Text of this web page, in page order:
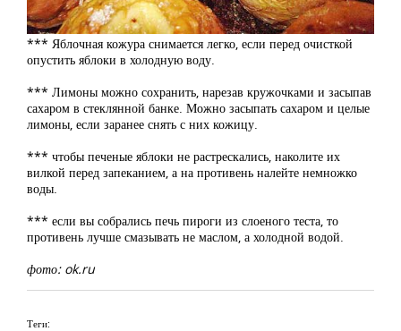
*** Яблочная кожура снимается легко, если перед очисткой
опустить яблоки в холодную воду.
*** Лимоны можно сохранить, нарезав кружочками и засыпав
сахаром в стеклянной банке. Можно засыпать сахаром и целые
лимоны, если заранее снять с них кожицу.
*** чтобы печеные яблоки не растрескались, наколите их
вилкой перед запеканием, а на противень налейте немножко
воды.
*** если вы собрались печь пироги из слоеного теста, то
противень лучше смазывать не маслом, а холодной водой.
фото: ok.ru
Теги: